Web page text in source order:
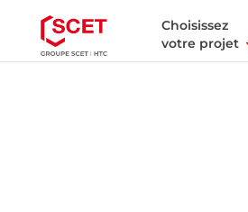
Choisissez
votre projet